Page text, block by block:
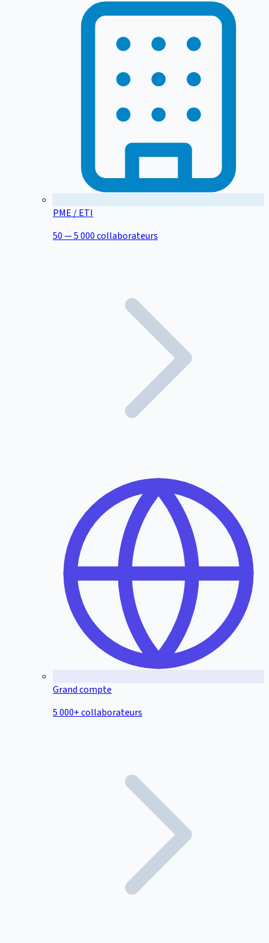
PME / ETI
50 — 5 000 collaborateurs
Grand compte
5 000+ collaborateurs